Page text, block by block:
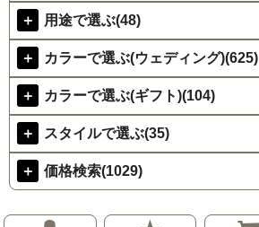
＋ 用途で選ぶ(48)
＋ カラーで選ぶ(ウェディング)(625)
＋ カラーで選ぶ(ギフト)(104)
＋ スタイルで選ぶ(35)
＋ 価格検索(1029)